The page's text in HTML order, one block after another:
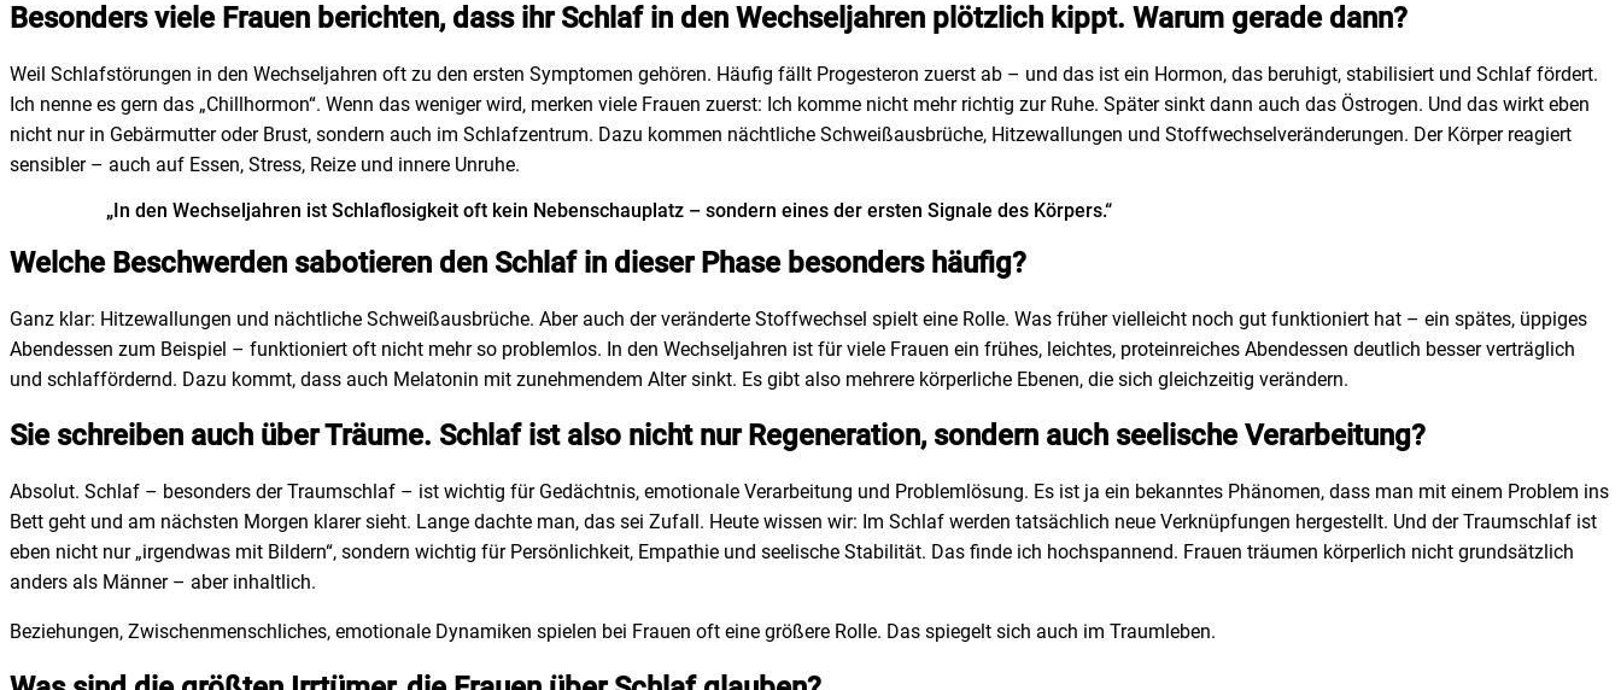
Besonders viele Frauen berichten, dass ihr Schlaf in den Wechseljahren plötzlich kippt. Warum gerade dann?
Weil Schlafstörungen in den Wechseljahren oft zu den ersten Symptomen gehören. Häufig fällt Progesteron zuerst ab – und das ist ein Hormon, das beruhigt, stabilisiert und Schlaf fördert.
Ich nenne es gern das „Chillhormon“. Wenn das weniger wird, merken viele Frauen zuerst: Ich komme nicht mehr richtig zur Ruhe. Später sinkt dann auch das Östrogen. Und das wirkt eben
nicht nur in Gebärmutter oder Brust, sondern auch im Schlafzentrum. Dazu kommen nächtliche Schweißausbrüche, Hitzewallungen und Stoffwechselveränderungen. Der Körper reagiert
sensibler – auch auf Essen, Stress, Reize und innere Unruhe.
„In den Wechseljahren ist Schlaflosigkeit oft kein Nebenschauplatz – sondern eines der ersten Signale des Körpers.“
Welche Beschwerden sabotieren den Schlaf in dieser Phase besonders häufig?
Ganz klar: Hitzewallungen und nächtliche Schweißausbrüche. Aber auch der veränderte Stoffwechsel spielt eine Rolle. Was früher vielleicht noch gut funktioniert hat – ein spätes, üppiges
Abendessen zum Beispiel – funktioniert oft nicht mehr so problemlos. In den Wechseljahren ist für viele Frauen ein frühes, leichtes, proteinreiches Abendessen deutlich besser verträglich
und schlaffördernd. Dazu kommt, dass auch Melatonin mit zunehmendem Alter sinkt. Es gibt also mehrere körperliche Ebenen, die sich gleichzeitig verändern.
Sie schreiben auch über Träume. Schlaf ist also nicht nur Regeneration, sondern auch seelische Verarbeitung?
Absolut. Schlaf – besonders der Traumschlaf – ist wichtig für Gedächtnis, emotionale Verarbeitung und Problemlösung. Es ist ja ein bekanntes Phänomen, dass man mit einem Problem ins
Bett geht und am nächsten Morgen klarer sieht. Lange dachte man, das sei Zufall. Heute wissen wir: Im Schlaf werden tatsächlich neue Verknüpfungen hergestellt. Und der Traumschlaf ist
eben nicht nur „irgendwas mit Bildern“, sondern wichtig für Persönlichkeit, Empathie und seelische Stabilität. Das finde ich hochspannend. Frauen träumen körperlich nicht grundsätzlich
anders als Männer – aber inhaltlich.
Beziehungen, Zwischenmenschliches, emotionale Dynamiken spielen bei Frauen oft eine größere Rolle. Das spiegelt sich auch im Traumleben.